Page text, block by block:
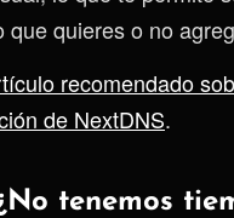
que quieres o no
recomendado
de NextDNS.
tenemos